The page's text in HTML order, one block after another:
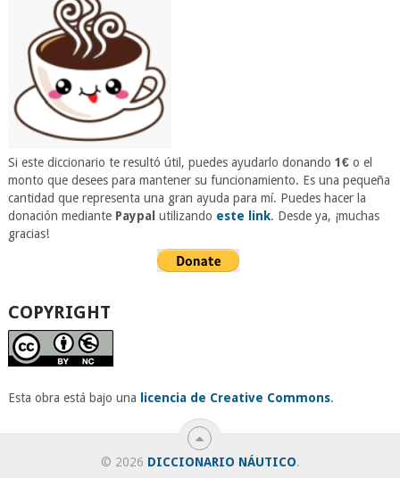
Si este diccionario te resultó útil, puedes ayudarlo donando 1€o el
monto que desees para mantener su funcionamiento. Es una pequeña
cantidad que representa una gran ayuda para mí. Puedes hacer la
donación mediante Paypal utilizando este link. Desde ya, ¡muchas
gracias!
COPYRIGHT
Esta obra está bajo una licencia de Creative Commons.
© 2026 DICCIONARIO NÁUTICO.